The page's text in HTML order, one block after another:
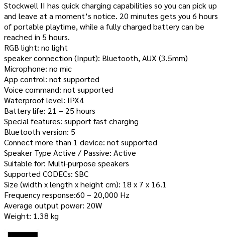
Stockwell II has quick charging capabilities so you can pick up
and leave at a moment’s notice. 20 minutes gets you 6 hours
of portable playtime, while a fully charged battery can be
reached in 5 hours.
RGB light: no light
speaker connection (Input): Bluetooth, AUX (3.5mm)
Microphone: no mic
App control: not supported
Voice command: not supported
Waterproof level: IPX4
Battery life: 21 – 25 hours
Special features: support fast charging
Bluetooth version: 5
Connect more than 1 device: not supported
Speaker Type Active / Passive: Active
Suitable for: Multi-purpose speakers
Supported CODECs: SBC
Size (width x length x height cm): 18 x 7 x 16.1
Frequency response:60 – 20,000 Hz
Average output power: 20W
Weight: 1.38 kg